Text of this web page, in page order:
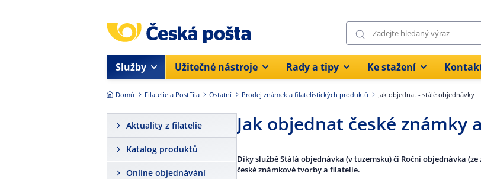
Služby Užitečné nástroje Rady a tipy Ke stažení
Domů Filatelie a PostFila Ostatní Prodej známek a filatelistických produktů Jak objednat - stálé objednávky
Aktuality z filatelie
Katalog produktů
Online objednávání
Jak objednat české známky
Díky službě Stálá objednávka (v tuzemsku) či Roční objednávka
české známkové tvorby a filatelie.